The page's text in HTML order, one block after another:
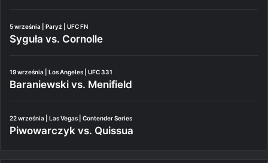
5 września | Paryż | UFC FN
Syguła vs. Cornolle
19 września | Los Angeles | UFC 331
Baraniewski vs. Menifield
22 września | Las Vegas | Contender Series
Piwowarczyk vs. Quissua